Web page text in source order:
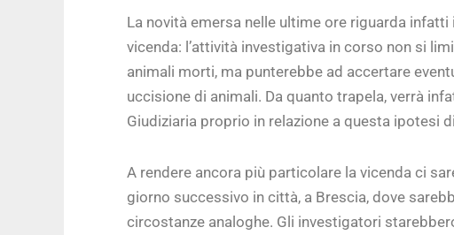
La novità emersa nelle ultime ore riguarda
vicenda: l’attività investigativa in corso non si
animali morti, ma punterebbe ad accertare
uccisione di animali. Da quanto trapela, verrà
Giudiziaria proprio in relazione a questa ipotesi
A rendere ancora più particolare la vicenda ci
giorno successivo in città, a Brescia, dove
circostanze analoghe. Gli investigatori